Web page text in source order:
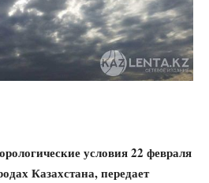
условия 22 февраля
Казахстана, передает